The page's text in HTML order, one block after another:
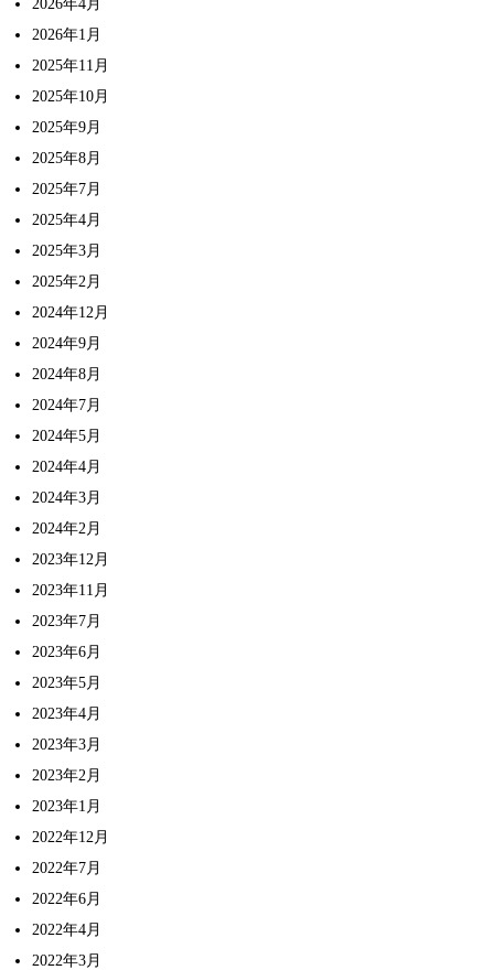
2026年4月
2026年1月
2025年11月
2025年10月
2025年9月
2025年8月
2025年7月
2025年4月
2025年3月
2025年2月
2024年12月
2024年9月
2024年8月
2024年7月
2024年5月
2024年4月
2024年3月
2024年2月
2023年12月
2023年11月
2023年7月
2023年6月
2023年5月
2023年4月
2023年3月
2023年2月
2023年1月
2022年12月
2022年7月
2022年6月
2022年4月
2022年3月